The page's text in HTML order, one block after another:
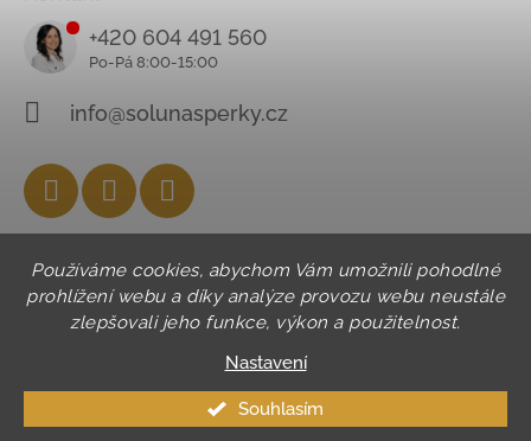
Používáme cookies, abychom Vám umožnili pohodlné
prohlížení webu a díky analýze provozu webu neustále
zlepšovali jeho funkce, výkon a použitelnost.
Nastavení
Souhlasím
+420 604 491 560
info@solunasperky.cz
© 2026 SOLUNA. Všechna práva vyhrazena.